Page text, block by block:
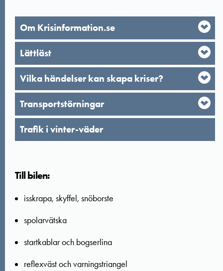
Om Krisinformation.se
Lättläst
Vilka händelser kan skapa kriser?
Transportstörningar
Trafik i vinter-väder
Till bilen:
isskrapa, skyffel, snöborste
spolarvätska
startkablar och bogserlina
reflexväst och varningstriangel